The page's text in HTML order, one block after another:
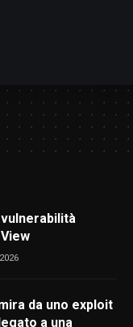
vulnerabilità
da uno exploit
a una